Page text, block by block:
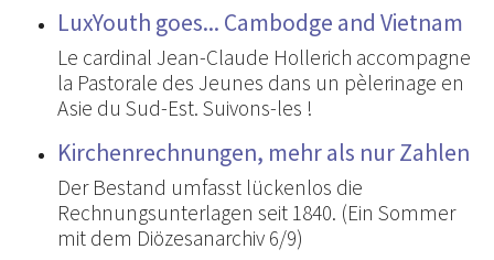
LuxYouth goes... Cambodge and Vietnam
Le cardinal Jean-Claude Hollerich accompagne
la Pastorale des Jeunes dans un pèlerinage en
Asie du Sud-Est. Suivons-les !
Kirchenrechnungen, mehr als nur Zahlen
Der Bestand umfasst lückenlos die
Rechnungsunterlagen seit 1840. (Ein Sommer
mit dem Diözesanarchiv 6/9)